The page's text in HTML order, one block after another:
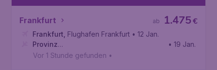
Frankfurt €
1.475
ab
Frankfurt Flughafen Frankfurt • 12 Jan.
Provinz
Cajamarca, Flughafen Cajamarca
• 19 Jan.
Vor 1 Stunde gefunden •